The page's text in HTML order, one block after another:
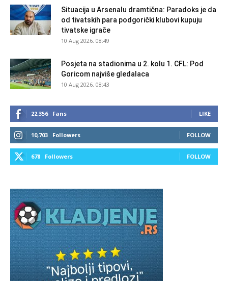
Situacija u Arsenalu dramtična: Paradoks je da
od tivatskih para podgorički klubovi kupuju
tivatske igrače
10 Aug 2026. 08:49
Posjeta na stadionima u 2. kolu 1. CFL: Pod
Goricom najviše gledalaca
10 Aug 2026. 08:43
22,356 Fans LIKE
10,703 Followers FOLLOW
678 Followers FOLLOW